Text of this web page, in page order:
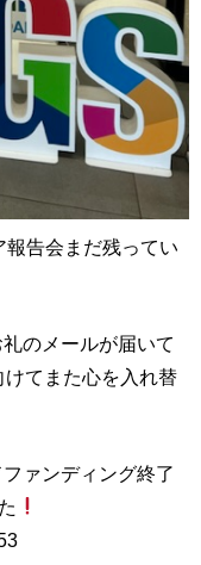
告会まだ残ってい
のメールが届いて
てまた心を入れ替
ァンディング終了